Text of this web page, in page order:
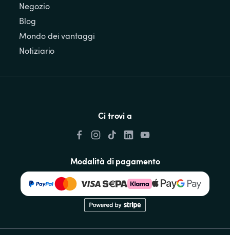
Negozio
Blog
Mondo dei vantaggi
Notiziario
Ci trovi a
Modalità di pagamento